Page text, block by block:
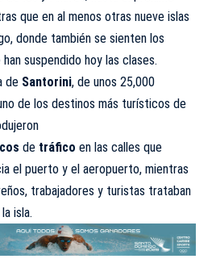
que en al menos otras nueve islas
donde también se sienten los
suspendido hoy las clases.
de Santorini, de unos 25,000
de los destinos más turísticos de
de tráfico en las calles que
el puerto y el aeropuerto, mientras
trabajadores y turistas trataban
isla.